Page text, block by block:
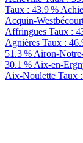
Taux : 43.9 %
Acquin-
Affringues Taux :
Agnières Taux :
51.3 % Airon-
30.1 % Aix-en-
Aix-Noulette Taux